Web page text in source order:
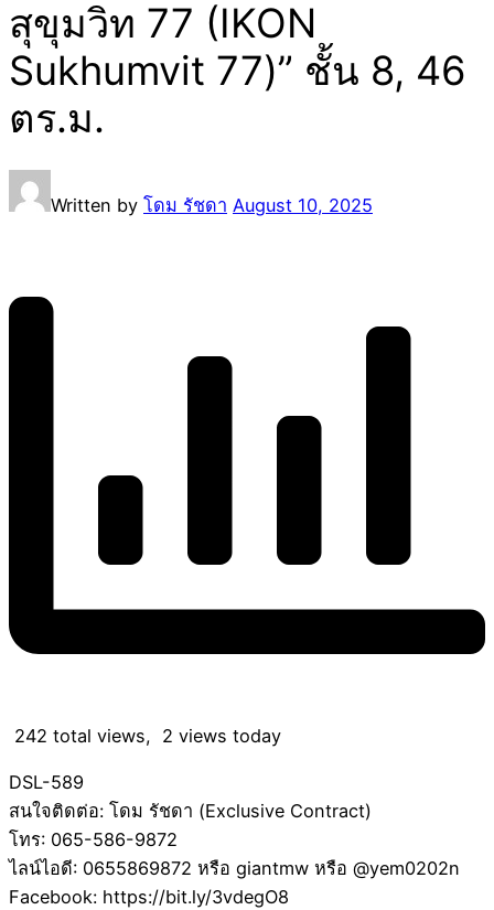
สุขุมวิท 77 (IKON
Sukhumvit 77)” ชั้น 8, 46
ตร.ม.
Written by โดม รัชดา August 10, 2025
242 total views, 2 views today
DSL-589
สนใจติดต่อ: โดม รัชดา (Exclusive Contract)
โทร: 065-586-9872
ไลน์ไอดี: 0655869872 หรือ giantmw หรือ @yem0202n
Facebook: https://bit.ly/3vdegO8